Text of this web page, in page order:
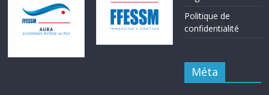
Politique de
confidentialité
Méta